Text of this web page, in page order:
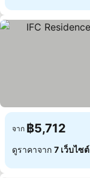
จาก ฿5,712
ดูราคาจาก 7 เว็บไซต์